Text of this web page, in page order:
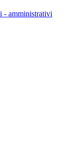
- amministrativi